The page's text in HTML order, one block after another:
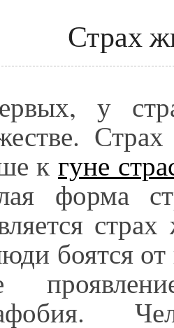
Страх
у
кгуне
форма
боятся